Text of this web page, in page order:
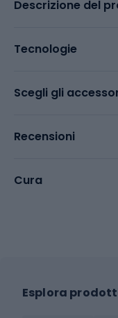
Descrizione del
Tecnologie
Scegli gli
Recensioni
Cura
Esplora